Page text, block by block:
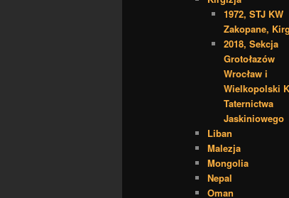
1972, STJ KW
Zakopane,
2018, Sekcja
Grotołazów
Wrocław i
Wielkopolski
Taternictwa
Jaskiniowego
Liban
Malezja
Mongolia
Nepal
Oman